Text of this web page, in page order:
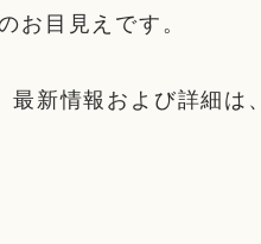
お目見えです。
新情報および詳細は、